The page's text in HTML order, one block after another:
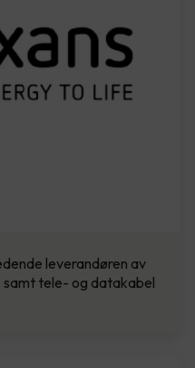
leverandøren av
tele- og datakabel